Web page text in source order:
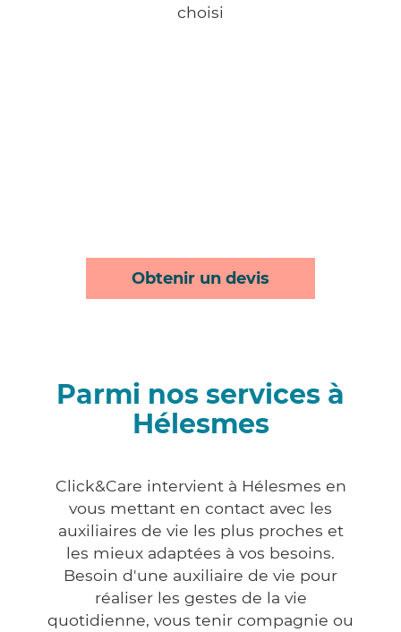
choisi
Obtenir un devis
Parmi nos services à
Hélesmes
Click&Care intervient à Hélesmes en
vous mettant en contact avec les
auxiliaires de vie les plus proches et
les mieux adaptées à vos besoins.
Besoin d'une auxiliaire de vie pour
réaliser les gestes de la vie
quotidienne, vous tenir compagnie ou